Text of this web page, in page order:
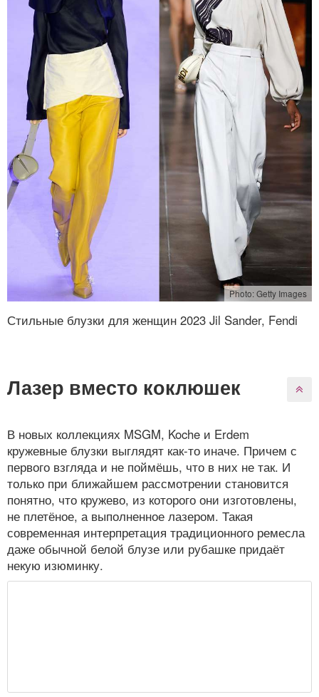
Photo: Getty Images
Стильные блузки для женщин 2023 Jil Sander, Fendi
Лазер вместо коклюшек
В новых коллекциях MSGM, Koche и Erdem
кружевные блузки выглядят как-то иначе. Причем с
первого взгляда и не поймёшь, что в них не так. И
только при ближайшем рассмотрении становится
понятно, что кружево, из которого они изготовлены,
не плетёное, а выполненное лазером. Такая
современная интерпретация традиционного ремесла
даже обычной белой блузе или рубашке придаёт
некую изюминку.